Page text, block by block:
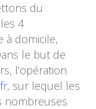
du
4
à domicile,
le but de
l’opération
, sur lequel les
nombreuses